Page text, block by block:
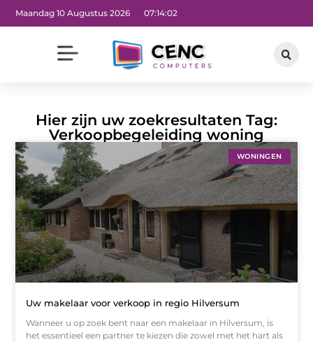
Maandag 10 Augustus 2026 07:14:03
Hier zijn uw zoekresultaten Tag:
Verkoopbegeleiding woning
WONINGEN
Uw makelaar voor verkoop in regio Hilversum
Wanneer u op zoek bent naar een makelaar in Hilversum, is
het essentieel een partner te kiezen die zowel met het hart als